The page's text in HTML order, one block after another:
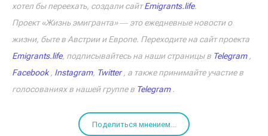
хотел бы переехать, создали сайтEmigrants.life.
Проект «Жизнь эмигранта» ― это ежедневные новости о
жизни, быте в Австрии и Европе. Переходите на сайт проекта
Emigrants.life, подписывайтесь на наши страницы в Telegram,
Facebook, Instagram, Twitter, а также принимайте участие в
голосованиях в нашей группе в Telegram.
Поделиться мнением...